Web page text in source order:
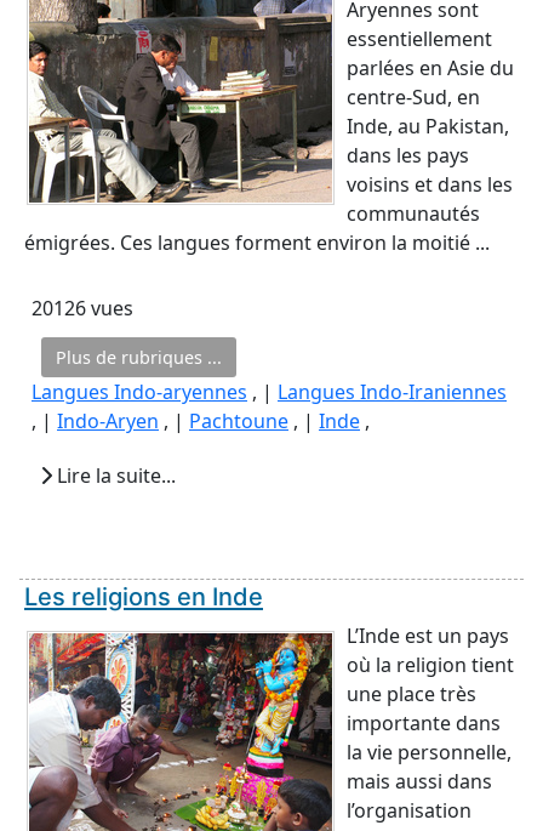
Aryennes sont
essentiellement
parlées en Asie du
centre-Sud, en
Inde, au Pakistan,
dans les pays
voisins et dans les
communautés
émigrées. Ces langues forment environ la moitié ...
20126 vues
Plus de rubriques ...
Langues Indo-aryennes , | Langues Indo-Iraniennes
, | Indo-Aryen , | Pachtoune , | Inde ,
Lire la suite...
Les religions en Inde
L’Inde est un pays
où la religion tient
une place très
importante dans
la vie personnelle,
mais aussi dans
l’organisation